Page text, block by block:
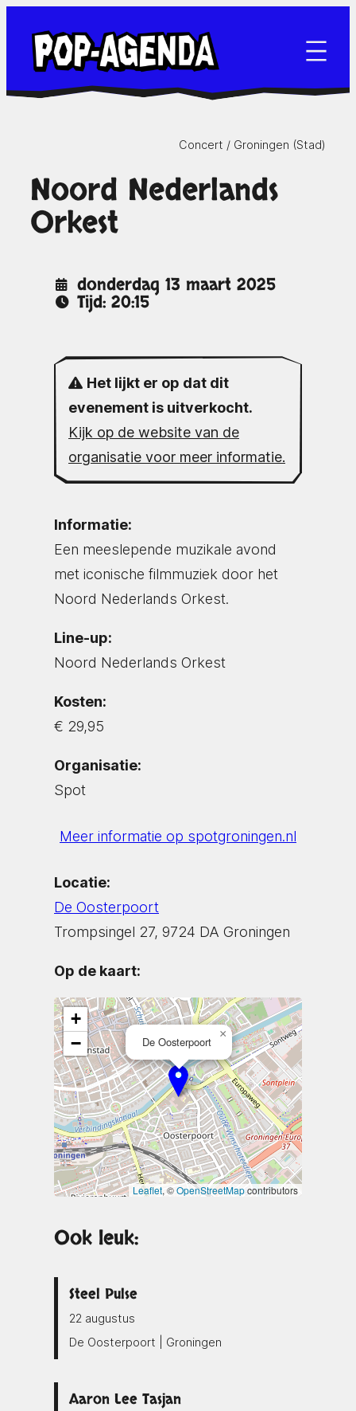
naar
inhoud
Concert / Groningen (Stad)
Noord Nederlands
Orkest
donderdag 13 maart 2025
Tijd: 20:15
Het lijkt er op dat dit
evenement is uitverkocht.
Kijk op de website van de
organisatie voor meer informatie.
Informatie:
Een meeslepende muzikale avond
met iconische filmmuziek door het
Noord Nederlands Orkest.
Line-up:
Noord Nederlands Orkest
Kosten:
€ 29,95
Organisatie:
Spot
Meer informatie op spotgroningen.nl
Locatie:
De Oosterpoort
Trompsingel 27, 9724 DA Groningen
Op de kaart:
De Oosterpoort
×
+
−
Leaflet, ©OpenStreetMapcontributors
Ook leuk:
Steel Pulse
22 augustus
De Oosterpoort | Groningen
Aaron Lee Tasjan